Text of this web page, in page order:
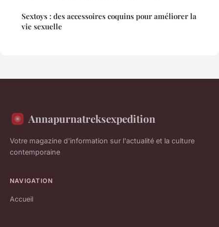
Sextoys : des accessoires coquins pour améliorer la
vie sexuelle
Annapurnatreksexpedition
Votre magazine d'information sur l'actualité et la culture
contemporaine
NAVIGATION
Accueil